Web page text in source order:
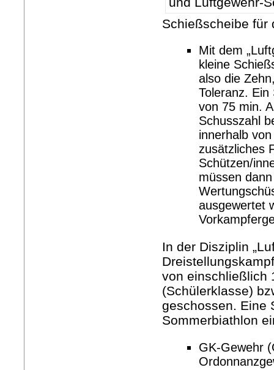
Schießscheibe für
Mit dem
kleine
also die
Toleranz.
von 75 min.
Schusszahl
innerhalb
zusätzliches
Schützen/
müssen
ausgewertet
In der Disziplin
von einschließlich
(Schülerklasse)
geschossen. Eine
Sommerbiathlon
GK-Gewehr